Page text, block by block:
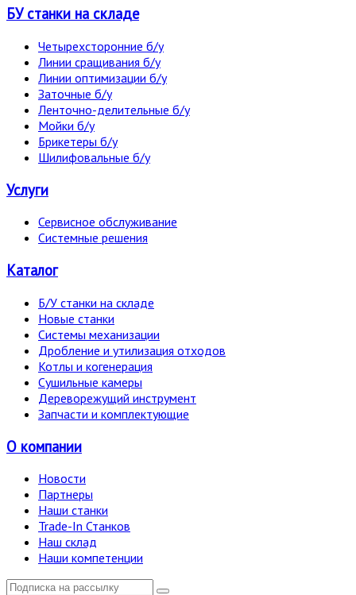
БУ станки на складе
Четырехсторонние б/у
Линии сращивания б/у
Линии оптимизации б/у
Заточные б/у
Ленточно-делительные б/у
Мойки б/у
Брикетеры б/у
Шилифовальные б/у
Услуги
Сервисное обслуживание
Системные решения
Каталог
Б/У станки на складе
Новые станки
Системы механизации
Дробление и утилизация отходов
Котлы и когенерация
Сушильные камеры
Дереворежущий инструмент
Запчасти и комплектующие
О компании
Новости
Партнеры
Наши станки
Trade-In Станков
Наш склад
Наши компетенции